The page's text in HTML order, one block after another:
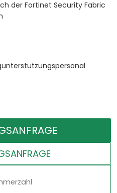
der Fortinet Security Fabric